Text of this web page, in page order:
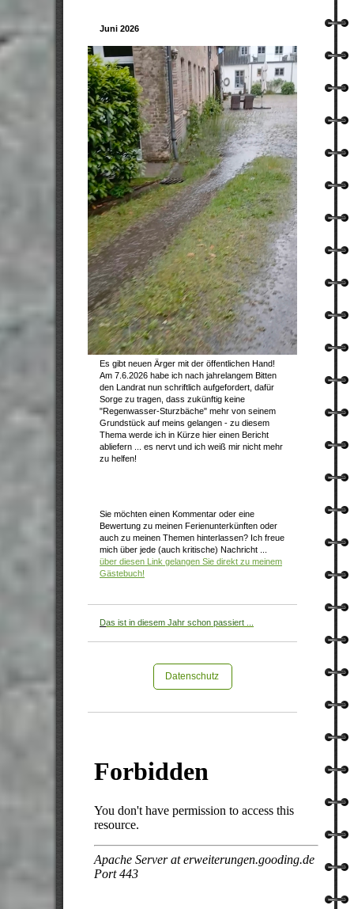
Juni 2026
Es gibt neuen Ärger mit der öffentlichen Hand!
Am 7.6.2026 habe ich nach jahrelangem Bitten
den Landrat nun schriftlich aufgefordert, dafür
Sorge zu tragen, dass zukünftig keine
"Regenwasser-Sturzbäche" mehr von seinem
Grundstück auf meins gelangen - zu diesem
Thema werde ich in Kürze hier einen Bericht
abliefern ... es nervt und ich weiß mir nicht mehr
zu helfen!
Sie möchten einen Kommentar oder eine
Bewertung zu meinen Ferienunterkünften oder
auch zu meinen Themen hinterlassen? Ich freue
mich über jede (auch kritische) Nachricht ...
über diesen Link gelangen Sie direkt zu meinem
Gästebuch!
Das ist in diesem Jahr schon passiert ...
Datenschutz